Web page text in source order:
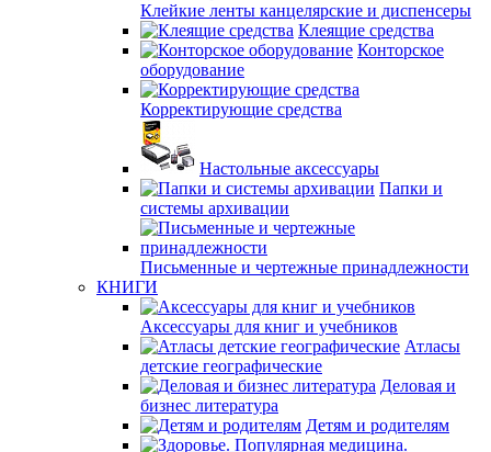
Клейкие ленты канцелярские и диспенсеры
Клеящие средства
Конторское
оборудование
Корректирующие средства
Настольные аксессуары
Папки и
системы архивации
Письменные и чертежные принадлежности
КНИГИ
Аксессуары для книг и учебников
Атласы
детские географические
Деловая и
бизнес литература
Детям и родителям